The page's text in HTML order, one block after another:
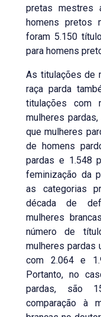
pretas mestres
homens pretos
foram 5.150
para homens
As titulações de
raça parda
titulações com
mulheres
que mulheres
de homens
pardas e 1.548
feminização da
as categorias
década de
mulheres
número de
mulheres pardas
com 2.064 e
Portanto, no
pardas, são
comparação à